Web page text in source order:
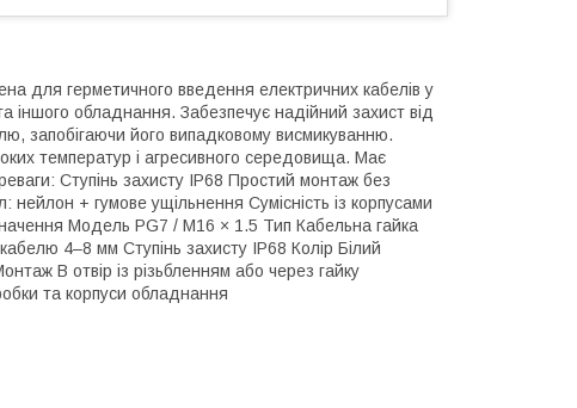
для герметичного введення електричних кабелів у
іншого обладнання. Забезпечує надійний захист від
запобігаючи його випадковому висмикуванню.
температур і агресивного середовища. Має
Ступінь захисту IP68 Простий монтаж без
+ гумове ущільнення Сумісність із корпусами
Модель PG7 / M16 × 1.5 Тип Кабельна гайка
4–8 мм Ступінь захисту IP68 Колір Білий
В отвір із різьбленням або через гайку
та корпуси обладнання